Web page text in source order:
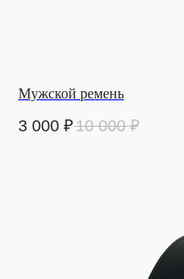
Мужской ремень
3 000 ₽10 000 ₽